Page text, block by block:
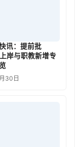
讯：提前批
岸与职教新增专
30日